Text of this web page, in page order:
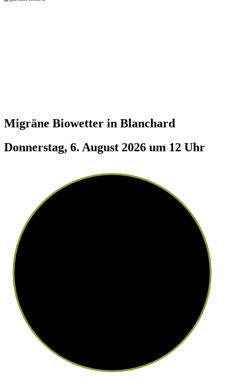
Migräne Biowetter in Blanchard
Donnerstag, 6. August 2026 um 12 Uhr